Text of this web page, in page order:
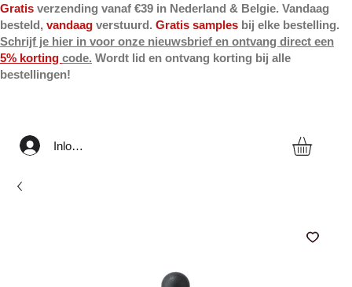
Gratis verzending vanaf €39 in Nederland & Belgie. Vandaag
besteld, vandaag verstuurd. Gratis samples bij elke bestelling.
Schrijf je hier in voor onze nieuwsbrief en ontvang direct een
5% korting code. Wordt lid en ontvang korting bij alle
bestellingen!
Inloggen